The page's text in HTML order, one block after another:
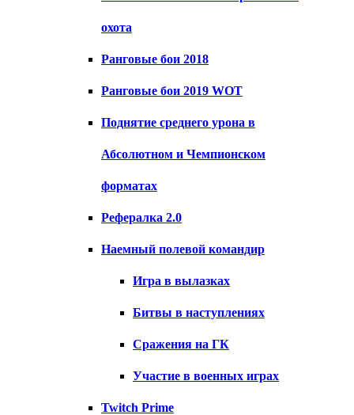
охота
Ранговые бои 2018
Ранговые бои 2019 WOT
Поднятие среднего урона в
Абсолютном и Чемпионском
форматах
Рефералка 2.0
Наемный полевой командир
Игра в вылазках
Битвы в наступлениях
Сражения на ГК
Участие в военных играх
Twitch Prime